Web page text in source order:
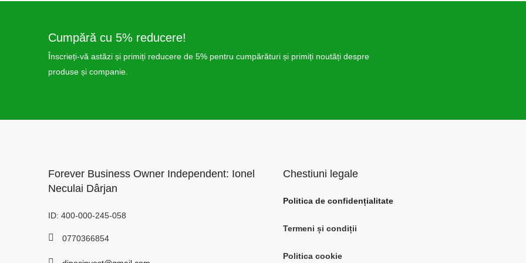
Cumpără cu 5% reducere!
Înscrieți-vă astăzi și primiți reducere de 5% pentru cumpărături și primiți noutăți despre
produse și companie.
Forever Business Owner Independent: Ionel
Neculai Dârjan
ID: 400-000-245-058
0770366854
Chestiuni legale
Politica de confidențialitate
Termeni și condiții
Politica cookie